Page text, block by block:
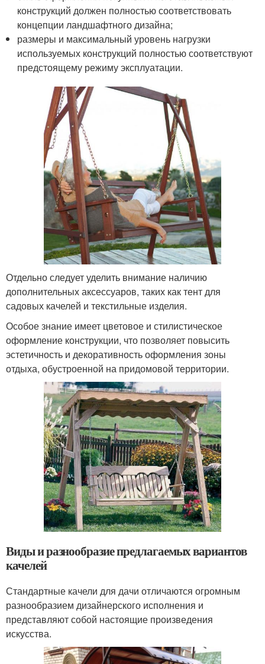
конструкций должен полностью соответствовать
концепции ландшафтного дизайна;
размеры и максимальный уровень нагрузки
используемых конструкций полностью соответствуют
предстоящему режиму эксплуатации.
Отдельно следует уделить внимание наличию
дополнительных аксессуаров, таких как тент для
садовых качелей и текстильные изделия.
Особое знание имеет цветовое и стилистическое
оформление конструкции, что позволяет повысить
эстетичность и декоративность оформления зоны
отдыха, обустроенной на придомовой территории.
Виды и разнообразие предлагаемых вариантов
качелей
Стандартные качели для дачи отличаются огромным
разнообразием дизайнерского исполнения и
представляют собой настоящие произведения
искусства.